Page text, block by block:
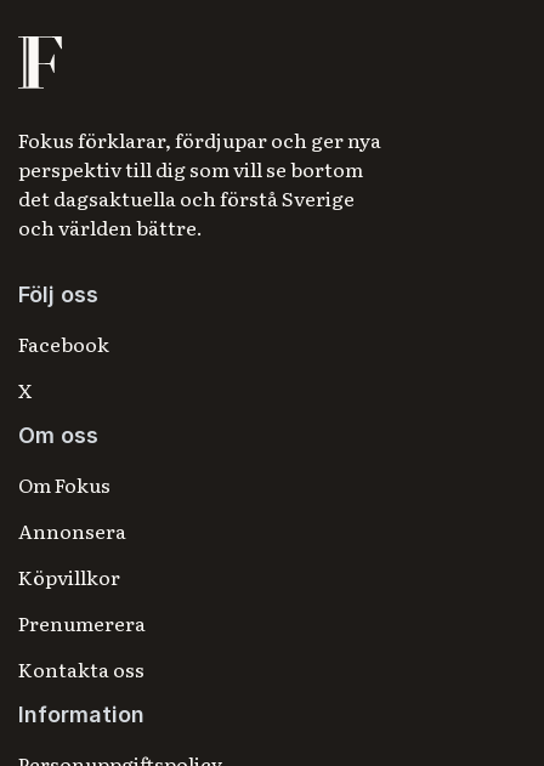
Fokus förklarar, fördjupar och ger nya
perspektiv till dig som vill se bortom
det dagsaktuella och förstå Sverige
och världen bättre.
Följ oss
Facebook
X
Om oss
Om Fokus
Annonsera
Köpvillkor
Prenumerera
Kontakta oss
Information